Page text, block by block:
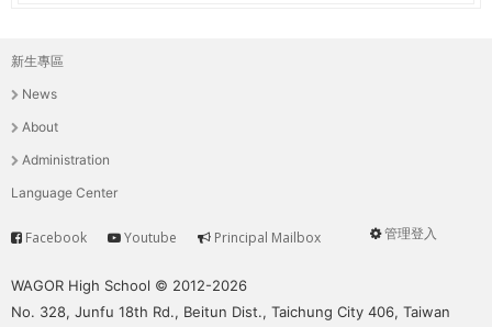
主
選
單
新生專區
News
About
Administration
Language Center
User
管理登入
Service
Facebook Youtube Principal Mailbox
WAGOR High School © 2012-2026
No. 328, Junfu 18th Rd., Beitun Dist., Taichung City 406, Taiwan